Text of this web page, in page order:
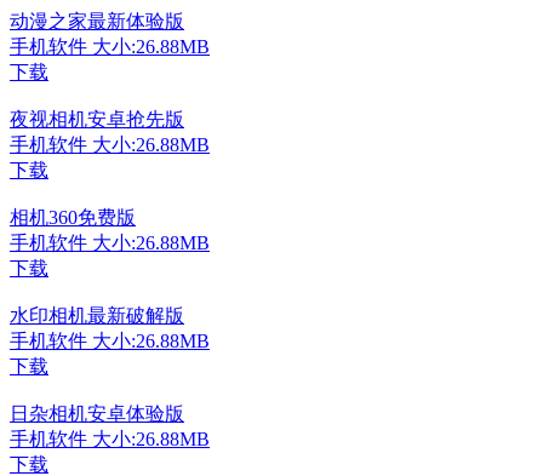
动漫之家最新体验版
手机软件 大小:26.88MB
下载
夜视相机安卓抢先版
手机软件 大小:26.88MB
下载
相机360免费版
手机软件 大小:26.88MB
下载
水印相机最新破解版
手机软件 大小:26.88MB
下载
日杂相机安卓体验版
手机软件 大小:26.88MB
下载